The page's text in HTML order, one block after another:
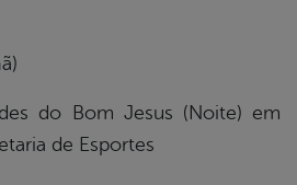
do Bom Jesus (Noite) em
de Esportes